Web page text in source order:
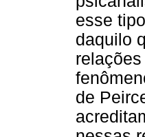
esse
daquilo
de